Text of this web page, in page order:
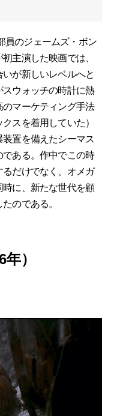
員のジェームズ・ボン
主演した映画では、
が新しいレベルへと
ウォッチの時計に熱
マーケティング手法
スを着用していた）
置を備えたシーマス
ある。作中でこの時
だけでなく、オメガ
に、新たな世代を顧
のである。
）